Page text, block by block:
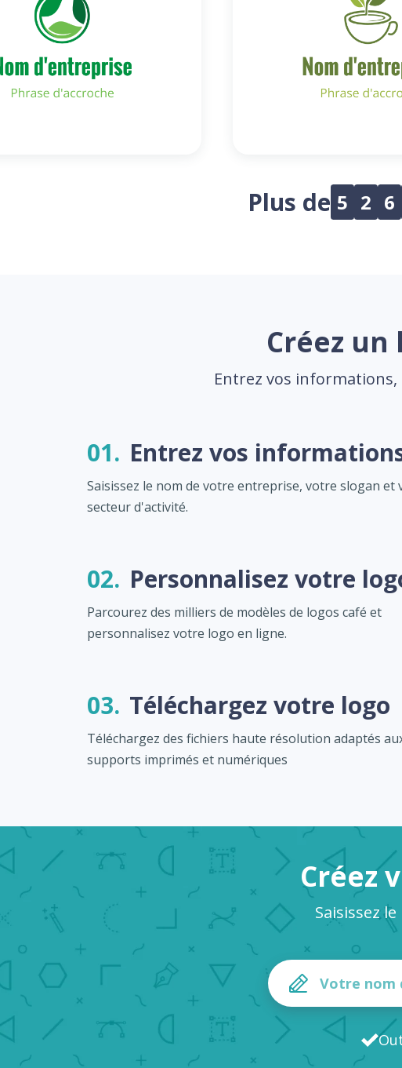
Plus de 5 2 6
Créez un
Entrez vos
01. Entrez vos
Saisissez le nom de votre entreprise, votre slogan et
secteur d'activité.
02. Personnalisez votre
Parcourez des milliers de modèles de logos café et
personnalisez votre logo en ligne.
03. Téléchargez votre logo
Téléchargez des fichiers haute résolution adaptés
supports imprimés et numériques
Créez
Saisissez